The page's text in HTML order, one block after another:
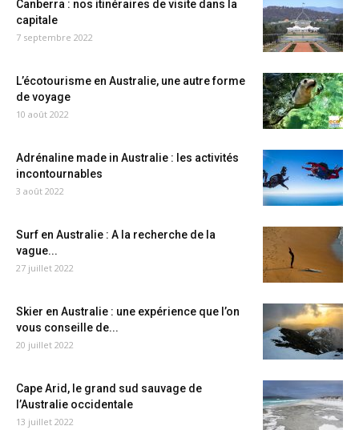
Canberra : nos itinéraires de visite dans la
capitale
7 septembre 2022
L’écotourisme en Australie, une autre forme
de voyage
10 août 2022
Adrénaline made in Australie : les activités
incontournables
3 août 2022
Surf en Australie : A la recherche de la
vague...
27 juillet 2022
Skier en Australie : une expérience que l’on
vous conseille de...
20 juillet 2022
Cape Arid, le grand sud sauvage de
l’Australie occidentale
13 juillet 2022